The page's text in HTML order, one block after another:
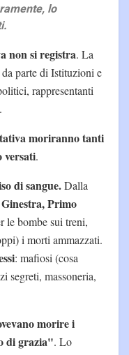
lo
non si registra. La
parte di Istituzioni e
rappresentanti
moriranno tanti
versati.
di sangue.Dalla
Primo
le bombe sui treni,
i morti ammazzati.
: mafiosi (cosa
segreti, massoneria,
morire i
di grazia". Lo